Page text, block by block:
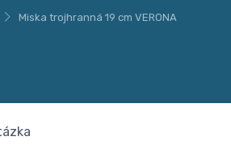
Miska trojhranná 19 cm VERONA